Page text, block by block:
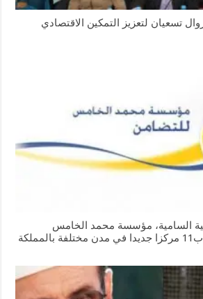
تسعيان لتعزيز التمكين الاقتصادي
السامية، مؤسسة محمد الخامس